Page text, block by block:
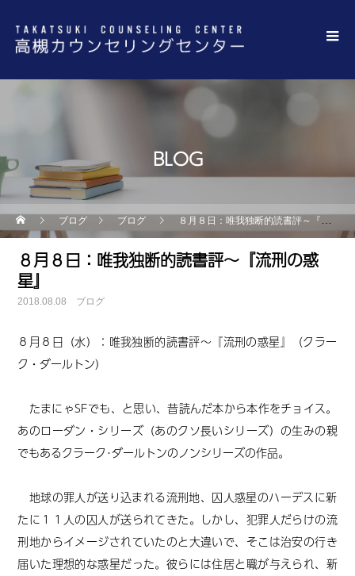
BLOG
ブログ ブログ ８月８日：唯我独断的読書評～『流刑の惑星』
８月８日：唯我独断的読書評～『流刑の惑
星』
2018.08.08 ブログ
８月８日（水）：唯我独断的読書評～『流刑の惑星』（クラー
ク・ダールトン）
たまにゃSFでも、と思い、昔読んだ本から本作をチョイス。
あのローダン・シリーズ（あのクソ長いシリーズ）の生みの親
でもあるクラーク･ダールトンのノンシリーズの作品。
地球の罪人が送り込まれる流刑地、囚人惑星のハーデスに新
たに１１人の囚人が送られてきた。しかし、犯罪人だらけの流
刑地からイメージされていたのと大違いで、そこは治安の行き
届いた理想的な惑星だった。彼らには住居と職が与えられ、新